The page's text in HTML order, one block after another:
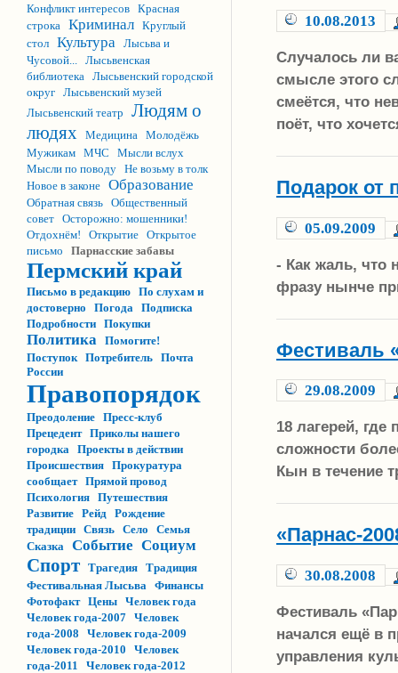
Конфликт интересов Красная
строка Криминал Круглый
стол Культура Лысьва и
Чусовой... Лысьвенская
библиотека Лысьвенский городской
округ Лысьвенский музей
Лысьвенский театр
Людям о
людях Медицина Молодёжь
Мужикам МЧС
Мысли вслух
Мысли по поводу Не возьму в толк
Новое в законе Образование
Обратная связь Общественный
совет Осторожно: мошенники!
Отдохнём!
Открытие Открытое
письмо
Парнасские забавы
Пермский край
Письмо в редакцию По слухам и
достоверно
Погода Подписка
Подробности Покупки
Политика Помогите!
Поступок Потребитель Почта
России
Правопорядок
Преодоление Пресс-клуб
Прецедент Приколы нашего
городка Проекты в действии
Происшествия Прокуратура
сообщает Прямой провод
Психология Путешествия
Развитие Рейд Рождение
традиции Связь Село
Семья
Сказка Событие Социум
Спорт Трагедия Традиция
Фестивальная Лысьва Финансы
Фотофакт Цены Человек года
Человек года-2007 Человек
года-2008
Человек года-2009
Человек года-2010
Человек
года-2011
Человек года-2012
10.08.2013
Случалось ли
смысле этого
смеётся, что
поёт, что
Подарок от
05.09.2009
- Как жаль, что
фразу нынче
Фестиваль
29.08.2009
18 лагерей, где
сложности
Кын в течение
«Парнас-
30.08.2008
Фестиваль
начался ещё в
управления